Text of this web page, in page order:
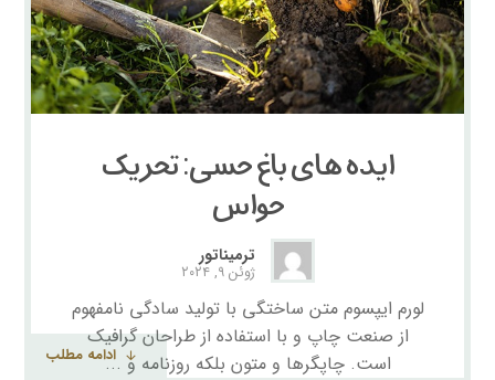
ایده های باغ حسی: تحریک
حواس
ترمیناتور
ژوئن ۹, ۲۰۲۴
لورم ایپسوم متن ساختگی با تولید سادگی نامفهوم
از صنعت چاپ و با استفاده از طراحان گرافیک
است. چاپگرها و متون بلکه روزنامه و ...ادامه مطلب